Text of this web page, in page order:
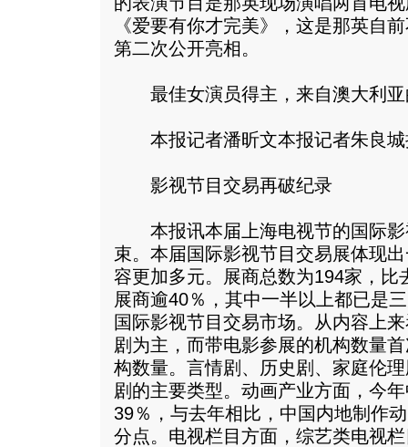
《爱要有你才完美》，这是那英自
第二次公开亮相。
最佳女演员得主，来自澳大利亚
本报记者潘昕文本报记者朱良城
影视节目交易再破纪录
本报讯本届上海电视节的国际影
束。本届国际影视节目交易展体现
容更加多元。展商总数为194家，比
展商逾40％，其中一半以上都已是
国际影视节目交易市场。从内容上
剧为主，而带电影参展的机构数量
构数量。言情剧、历史剧、家庭伦
剧的主要类型。动画产业方面，今
39％，与去年相比，中国内地制作
分点。电视栏目方面，综艺类电视